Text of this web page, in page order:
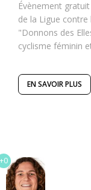
Évènement
de la Ligue
"Donnons des
cyclisme féminin
EN SAVOIR PLUS